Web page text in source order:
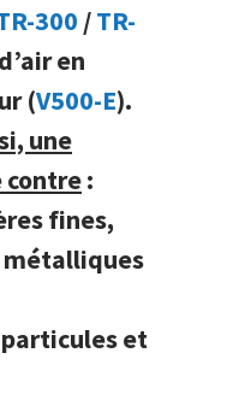
300 /TR-
en
(V500-E).
une
:
fines,
particules et